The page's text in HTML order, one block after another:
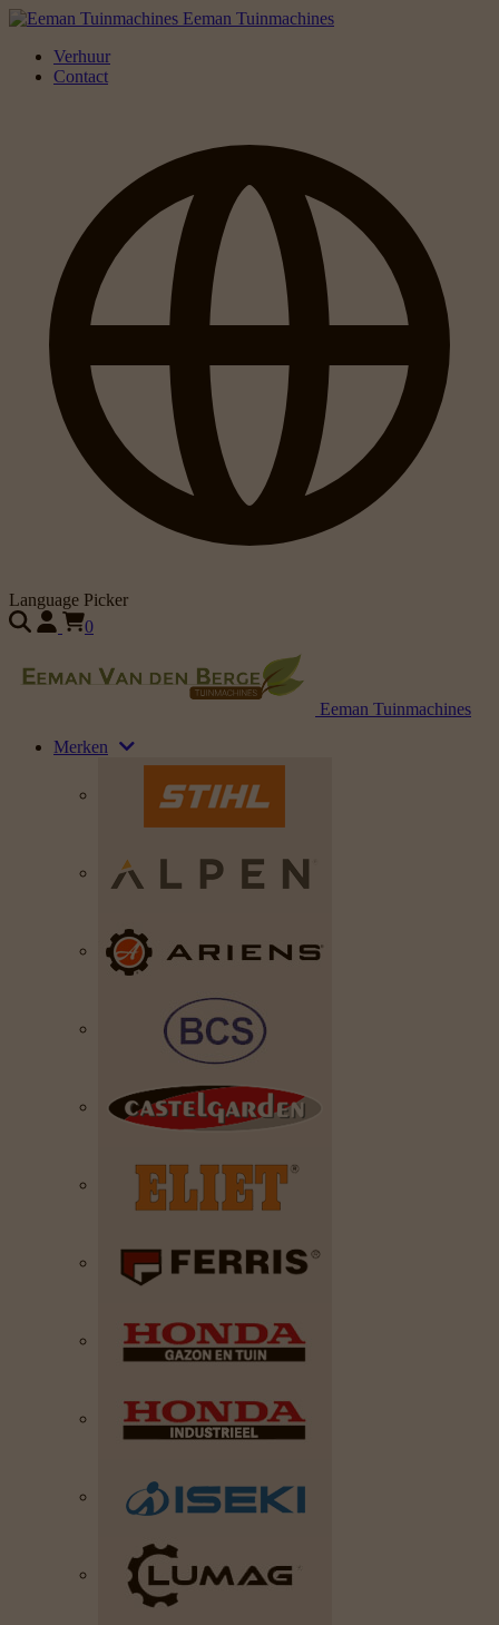
Eeman Tuinmachines
Verhuur
Contact
Language Picker
0
Eeman Tuinmachines
Merken